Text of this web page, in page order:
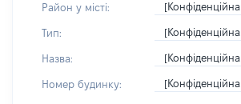
Район у місті:
Тип:
Назва:
Номер будинку: